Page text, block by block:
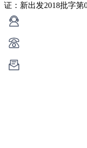
证：新出发2018批字第